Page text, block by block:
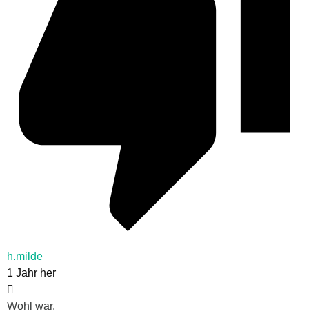
h.milde
1 Jahr her
Wohl war.